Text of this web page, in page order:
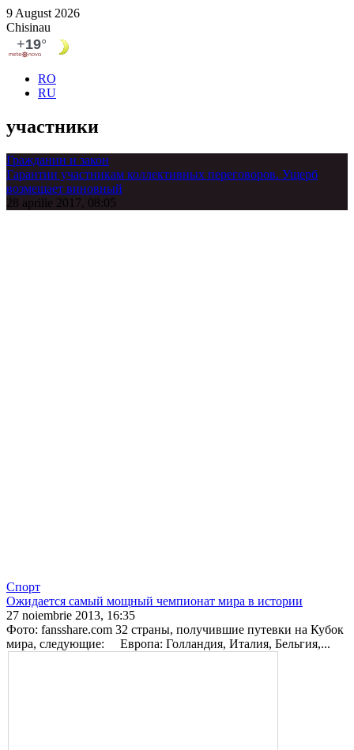
9 August 2026
Chisinau
RO
RU
участники
Гражданин и закон
Гарантии участникам коллективных переговоров. Ущерб
возмещает виновный
28 aprilie 2017, 08:05
Спорт
Ожидается самый мощный чемпионат мира в истории
27 noiembrie 2013, 16:35
Фото: fansshare.com 32 страны, получившие путевки на Кубок
мира, следующие: Европа: Голландия, Ита­лия, Бельгия,...